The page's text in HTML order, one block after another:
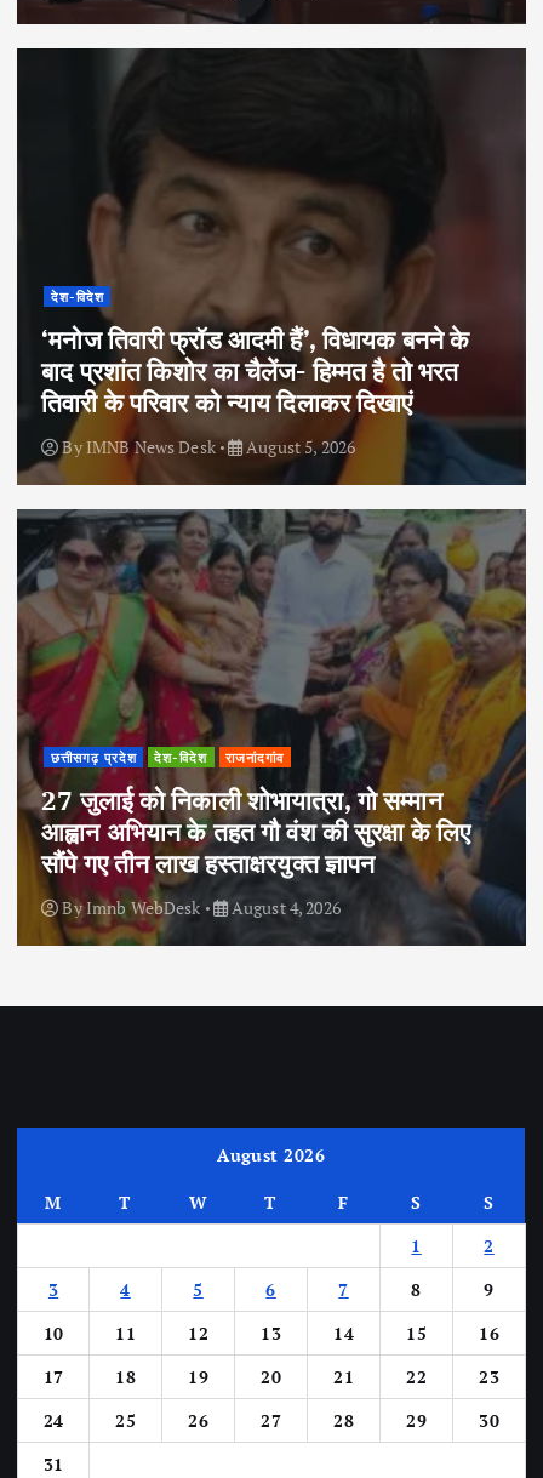
देश-विदेश
‘मनोज तिवारी फ्रॉड आदमी हैं’, विधायक बनने के
बाद प्रशांत किशोर का चैलेंज- हिम्मत है तो भरत
तिवारी के परिवार को न्याय दिलाकर दिखाएं
By IMNB News Desk August 5, 2026
छत्तीसगढ़ प्रदेश देश-विदेश राजनांदगांव
27 जुलाई को निकाली शोभायात्रा, गो सम्मान
आह्वान अभियान के तहत गौ वंश की सुरक्षा के लिए
सौंपे गए तीन लाख हस्ताक्षरयुक्त ज्ञापन
ByImnb WebDesk August 4, 2026
August 2026
M T W T F S
S
1
2
3
4 5 6 7 8
9
10
11 12 13 14 15
16
17
18 19 20 21 22
23
24
25 26 27 28 29
30
31